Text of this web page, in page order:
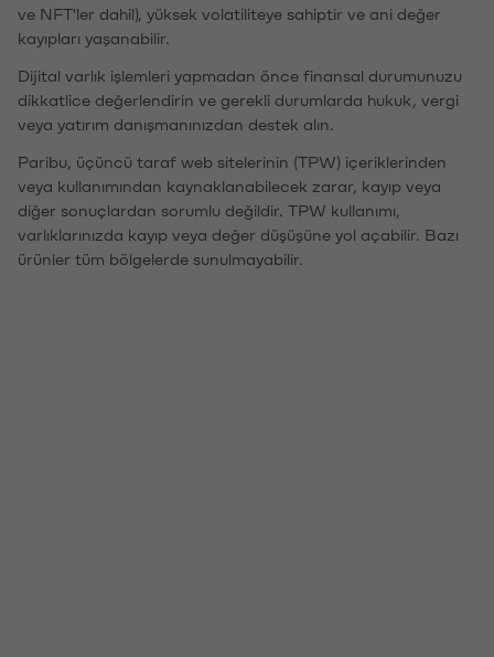
ve NFT'ler dahil), yüksek volatiliteye sahiptir ve ani değer
kayıpları yaşanabilir.
Dijital varlık işlemleri yapmadan önce finansal durumunuzu
dikkatlice değerlendirin ve gerekli durumlarda hukuk, vergi
veya yatırım danışmanınızdan destek alın.
Paribu, üçüncü taraf web sitelerinin (TPW) içeriklerinden
veya kullanımından kaynaklanabilecek zarar, kayıp veya
diğer sonuçlardan sorumlu değildir. TPW kullanımı,
varlıklarınızda kayıp veya değer düşüşüne yol açabilir. Bazı
ürünler tüm bölgelerde sunulmayabilir.